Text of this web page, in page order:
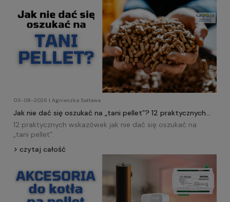
03-08-2026 | Agnieszka Satława
Jak nie dać się oszukać na „tani pellet”? 12 praktycznych
wskazówek!
12 praktycznych wskazówek jak nie dać się oszukać na
„tani pellet”.
czytaj całość